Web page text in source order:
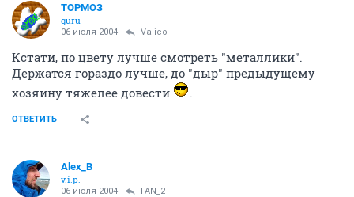
ТОРМОЗ
guru
06 июля 2004 Valico
Кстати, по цвету лучше смотреть "металлики".
Держатся гораздо лучше, до "дыр" предыдущему
хозяину тяжелее довести
.
ОТВЕТИТЬ
Alex_B
v.i.p.
06 июля 2004 FAN_2